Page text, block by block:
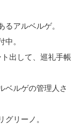
るアルベルゲ。
中。
出して、巡礼手帳
ベルゲの管理人さ
グリーノ。